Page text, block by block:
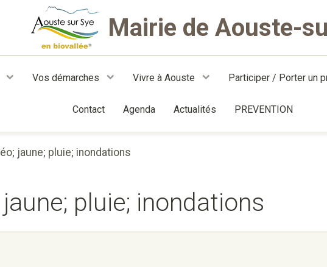
Mairie de Aouste-
Vos démarches Vivre à Aouste Participer / Porter un
Contact Agenda Actualités PREVENTION
jaune; pluie; inondations
pluie; inondations